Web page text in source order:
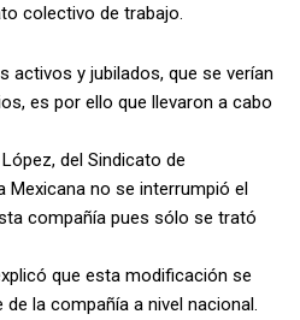
colectivo de trabajo.
activos y jubilados, que se verían
es por ello que llevaron a cabo
del Sindicato de
Mexicana no se interrumpió el
compañía pues sólo se trató
que esta modificación se
la compañía a nivel nacional.